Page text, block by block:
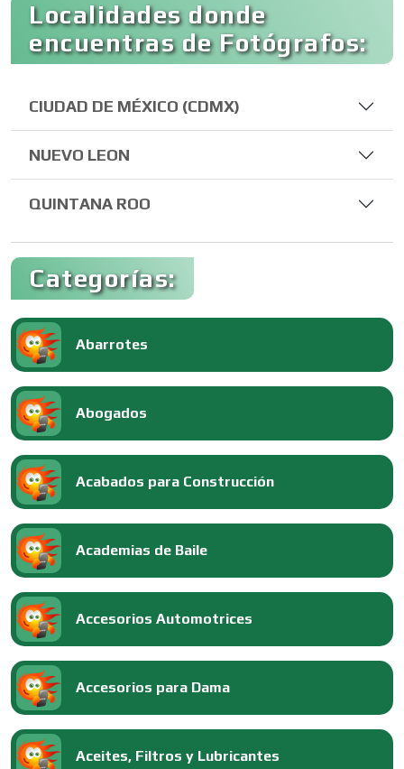
Localidades donde
encuentras de Fotógrafos:
CIUDAD DE MÉXICO (CDMX)
NUEVO LEON
QUINTANA ROO
Categorías:
Abarrotes
Abogados
Acabados para Construcción
Academias de Baile
Accesorios Automotrices
Accesorios para Dama
Aceites, Filtros y Lubricantes